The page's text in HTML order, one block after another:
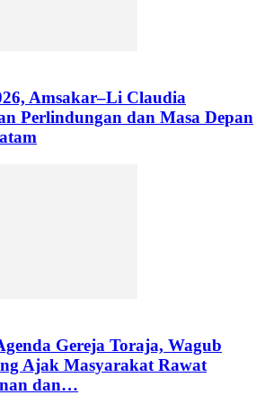
Amsakar–Li Claudia
Perlindungan dan Masa Depan
Gereja Toraja, Wagub
Ajak Masyarakat Rawat
dan…